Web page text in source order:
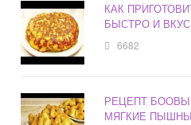
КАК
БЫСТРО И
6682
РЕЦЕПТ
МЯГКИЕ